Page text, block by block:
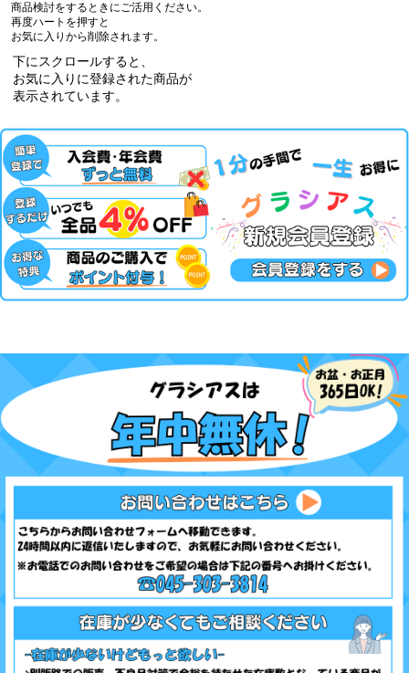
商品検討をするときにご活用ください。
再度ハートを押すと
お気に入りから削除されます。
下にスクロールすると、
お気に入りに登録された商品が
表示されています。